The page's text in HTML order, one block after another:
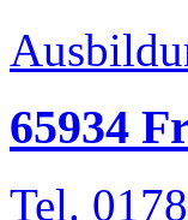
65934
Tel.